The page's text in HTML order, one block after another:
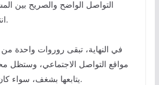
التواصل الواضح والصريح بين
انتشار الشائعات والتكهنات.
في النهاية، تبقى روروات واحدة
مواقع التواصل الاجتماعي، وستظل
يتابعها بشغف، سواء كان ذلك بالإيجاب أو السلب.